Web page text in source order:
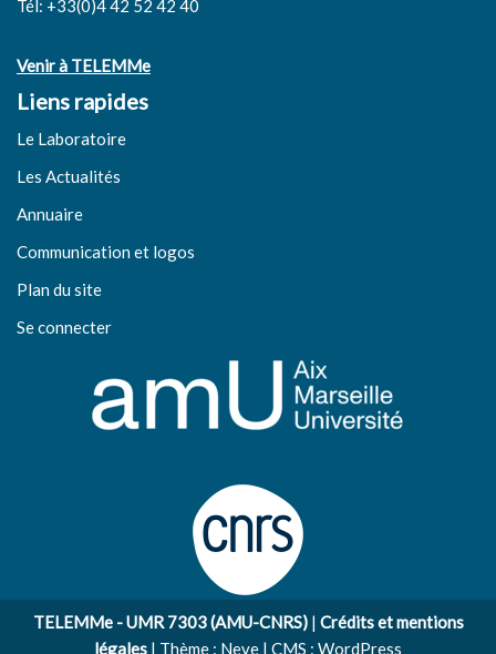
Tél: +33(0)4 42 52 42 40
Venir à TELEMMe
Liens rapides
Le Laboratoire
Les Actualités
Annuaire
Communication et logos
Plan du site
Se connecter
TELEMMe - UMR 7303 (AMU-CNRS)| Crédits et mentions
légales | Thème : Neve | CMS : WordPress